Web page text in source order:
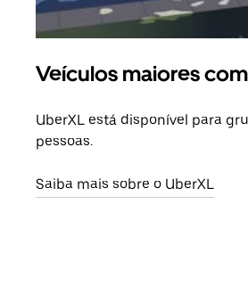
Veículos maiores
UberXL está disponível para
pessoas.
Saiba mais sobre o UberXL